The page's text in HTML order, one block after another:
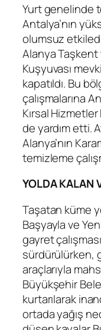
Yurt genelinde
Antalya’nın
olumsuz
Alanya Taşkent
Kuşyuvası
kapatıldı. Bu
çalışmalarına
Kırsal Hizmetler
de yardım etti.
Alanya’nın
temizleme
YOLDA KALAN
Taşatan küme
Başyayla ve
gayret
sürdürülürken,
araçlarıyla
Büyükşehir
kurtarılarak
ortada yağış